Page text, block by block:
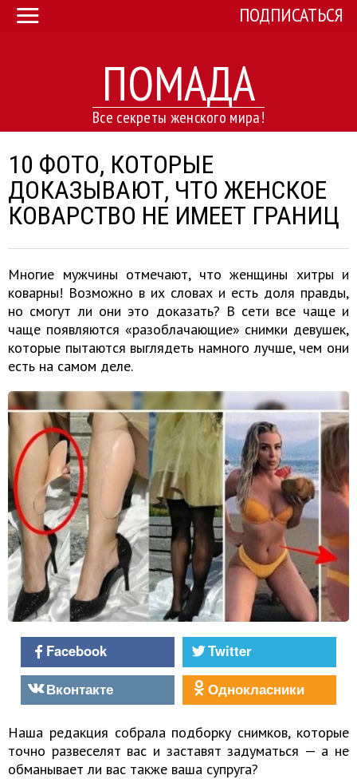
ПОМАДА
Все секреты женского мира!
ПОДПИСАТЬСЯ
10 ФОТО, КОТОРЫЕ
ДОКАЗЫВАЮТ, ЧТО ЖЕНСКОЕ
КОВАРСТВО НЕ ИМЕЕТ ГРАНИЦ
Многие мужчины отмечают, что женщины хитры и
коварны! Возможно в их словах и есть доля правды,
но смогут ли они это доказать? В сети все чаще и
чаще появляются «разоблачающие» снимки девушек,
которые пытаются выглядеть намного лучше, чем они
есть на самом деле.
Facebook
Twitter
Вконтакте
Однокласники
Наша редакция собрала подборку снимков, которые
точно развеселят вас и заставят задуматься — а не
обманывает ли вас также ваша супруга?